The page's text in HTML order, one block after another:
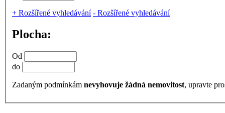
+ Rozšířené vyhledávání - Rozšířené vyhledávání
Plocha:
Od
do
Zadaným podmínkám nevyhovuje žádná nemovitost, upravte